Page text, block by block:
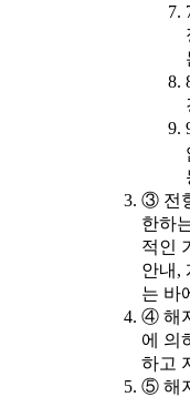
③ 전
한하
적인
안내,
는 바
④ 해
에 의
하고
⑤ 해